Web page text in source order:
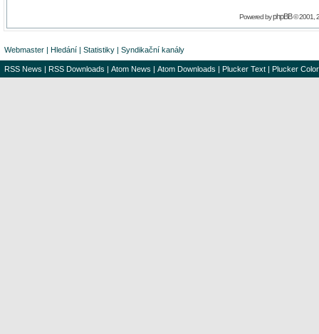
Powered byphpBB© 2001,
Webmaster | Hledání | Statistiky | Syndikační kanály
RSS News | RSS Downloads | Atom News | Atom Downloads | Plucker Text | Plucker Color